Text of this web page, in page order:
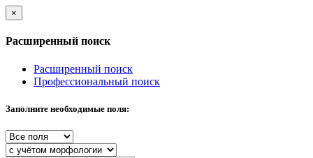
×
Расширенный поиск
Расширенный поиск
Профессиональный поиск
Заполните необходимые поля: